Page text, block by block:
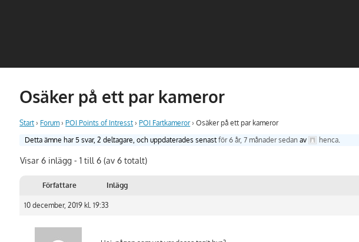
Osäker på ett par kameror
Start › Forum › POI Points of Intresst › POI Fartkameror › Osäker på ett par kameror
Detta ämne har 5 svar, 2 deltagare, och uppdaterades senastför 6 år, 7 månader sedan av henca
Visar 6 inlägg - 1 till 6 (av 6 totalt)
Författare Inlägg
10 december, 2019 kl. 19:33